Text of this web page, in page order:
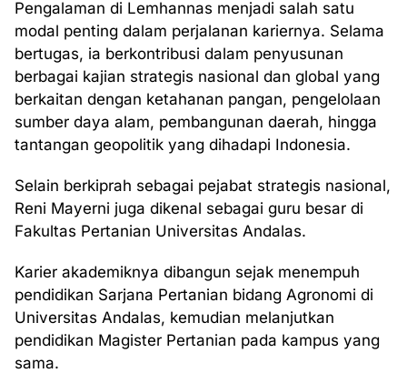
Pengalaman di Lemhannas menjadi salah satu
modal penting dalam perjalanan kariernya. Selama
bertugas, ia berkontribusi dalam penyusunan
berbagai kajian strategis nasional dan global yang
berkaitan dengan ketahanan pangan, pengelolaan
sumber daya alam, pembangunan daerah, hingga
tantangan geopolitik yang dihadapi Indonesia.
Selain berkiprah sebagai pejabat strategis nasional,
Reni Mayerni juga dikenal sebagai guru besar di
Fakultas Pertanian Universitas Andalas.
Karier akademiknya dibangun sejak menempuh
pendidikan Sarjana Pertanian bidang Agronomi di
Universitas Andalas, kemudian melanjutkan
pendidikan Magister Pertanian pada kampus yang
sama.